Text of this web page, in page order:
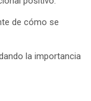
de cómo se
la importancia